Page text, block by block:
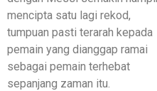
mencipta satu lagi rekod,
tumpuan pasti terarah kepada
pemain yang dianggap ramai
sebagai pemain terhebat
sepanjang zaman itu.